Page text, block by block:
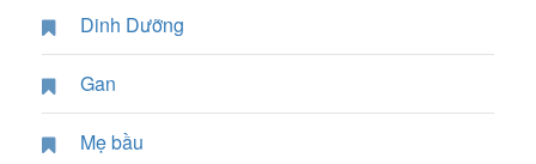
Dinh Dưỡng
Gan
Mẹ bầu